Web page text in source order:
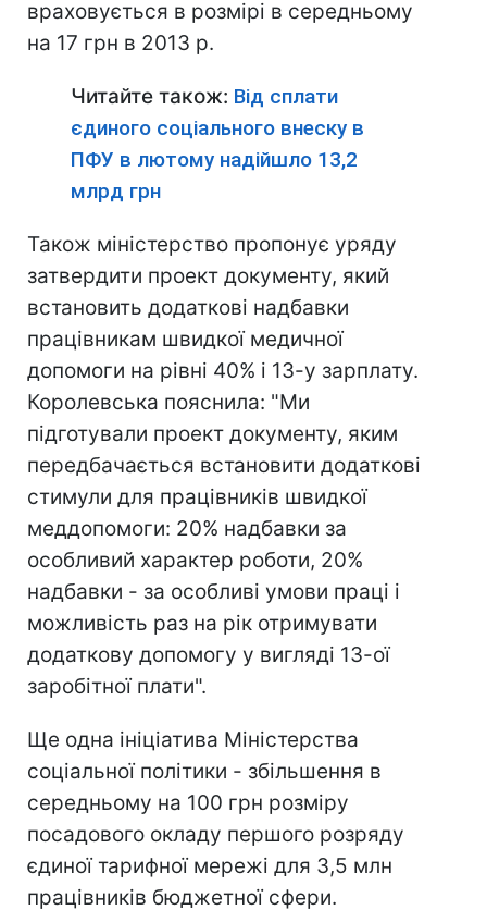
враховується в розмірі в середньому
на 17 грн в 2013 р.
Читайте також: Від сплати
єдиного соціального внеску в
ПФУ в лютому надійшло 13,2
млрд грн
Також міністерство пропонує уряду
затвердити проект документу, який
встановить додаткові надбавки
працівникам швидкої медичної
допомоги на рівні 40% і 13-у зарплату.
Королевська пояснила: "Ми
підготували проект документу, яким
передбачається встановити додаткові
стимули для працівників швидкої
меддопомоги: 20% надбавки за
особливий характер роботи, 20%
надбавки - за особливі умови праці і
можливість раз на рік отримувати
додаткову допомогу у вигляді 13-ої
заробітної плати".
Ще одна ініціатива Міністерства
соціальної політики - збільшення в
середньому на 100 грн розміру
посадового окладу першого розряду
єдиної тарифної мережі для 3,5 млн
працівників бюджетної сфери.